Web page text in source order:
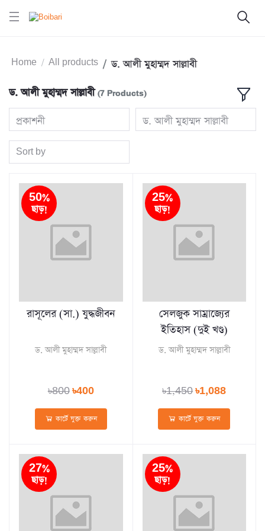
Home All products ড. আলী মুহাম্মদ সাল্লাবী
ড. আলী মুহাম্মদ সাল্লাবী(7 Products)
প্রকাশনী ড. আলী মুহাম্মদ সাল্লাবী
Sort by
50%
ছাড়!
রাসূলের (সা.) যুদ্ধজীবন
ড. আলী মুহাম্মদ সাল্লাবী
৳800৳400
কার্টে যুক্ত করুন
25%
ছাড়!
সেলজুক সাম্রাজ্যের
ইতিহাস (দুই খণ্ড)
ড. আলী মুহাম্মদ সাল্লাবী
৳1,450৳1,088
কার্টে যুক্ত করুন
27%
ছাড়!
25%
ছাড়!